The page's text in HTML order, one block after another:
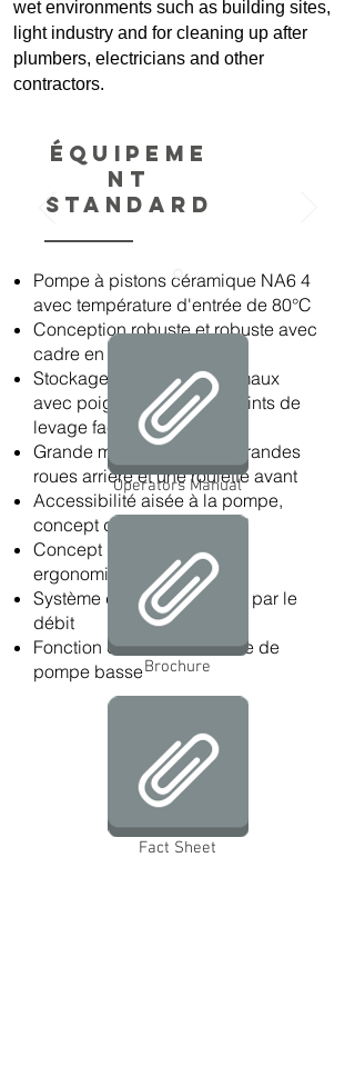
wet environments such as building sites,
light industry and for cleaning up after
plumbers, electricians and other
contractors.
Équipeme
nt
standard
Pompe à pistons céramique NA6 4
avec température d'entrée de 80°C
Conception robuste et robuste avec
cadre en acier de 30 mm
Stockage et transport optimaux
avec poignée pliable et points de
levage faciles
Grande mobilité avec de grandes
roues arrière et une roulette avant
Accessibilité aisée à la pompe,
concept de service optimal
Concept d'accessoires
ergonomiques
Système de contrôle activé par le
débit
Fonction de sécurité d'huile de
pompe basse
Operators Manual
Brochure
Fact Sheet